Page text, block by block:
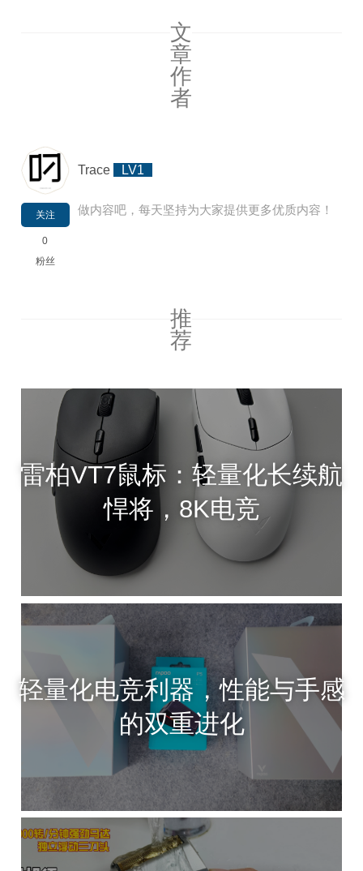
文
章
作
者
关注
0
粉丝
Trace LV1
做内容吧，每天坚持为大家提供更多优质内容！
推
荐
雷柏VT7鼠标：轻量化长续航
悍将，8K电竞
轻量化电竞利器，性能与手感
的双重进化